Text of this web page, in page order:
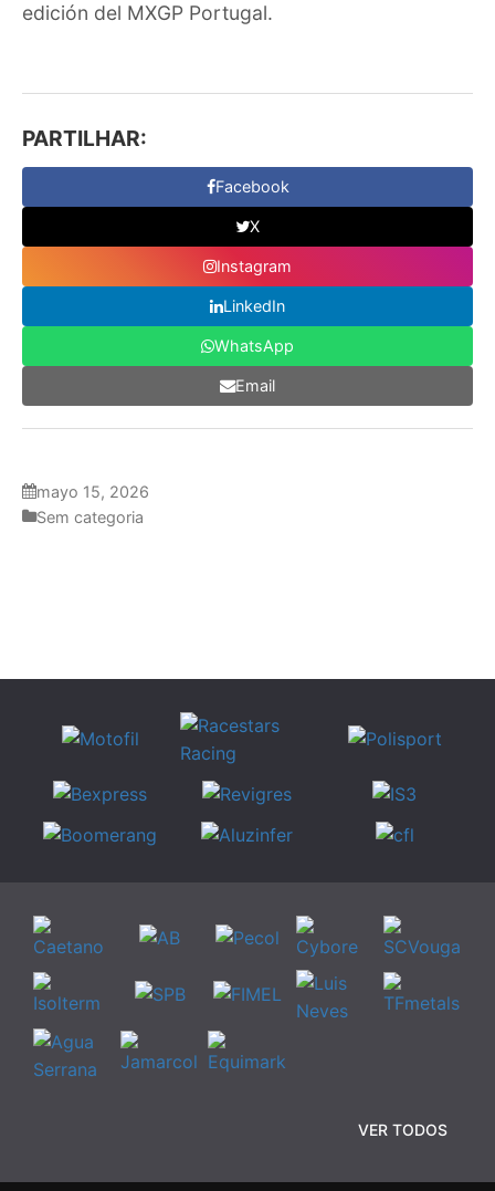
edición del MXGP Portugal.
PARTILHAR:
Facebook
X
Instagram
LinkedIn
WhatsApp
Email
mayo 15, 2026
Sem categoria
VER TODOS